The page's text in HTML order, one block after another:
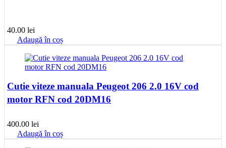
40.00 lei
Adaugă în coș
Cutie viteze manuala Peugeot 206 2.0 16V cod
motor RFN cod 20DM16
400.00 lei
Adaugă în coș